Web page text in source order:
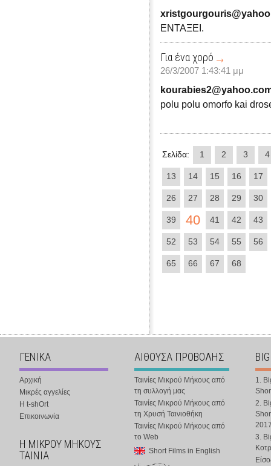
ΕΝΤΑΞΕΙ.
Για ένα χορό
26/3/2007 1:43:41 μμ
polu polu omorfo kai
Σελίδα: 1 2 3 4
13 14 15 16 17
26 27 28 29 30
39 40 41 42 43
52 53 54 55 56
65 66 67 68
ΓΕΝΙΚΑ
Αρχική
Μικρές αγγελίες
Η t-shOrt
Επικοινωνία
Η ΜΙΚΡΟΥ ΜΗΚΟΥΣ
ΤΑΙΝΙΑ
ΑΙΘΟΥΣΑ ΠΡΟΒΟΛΗΣ
Ταινίες Μικρού Μήκους από
τη συλλογή μας
Ταινίες Μικρού Μήκους από
τη Χρυσή Ταινιοθήκη
Ταινίες Μικρού Μήκους από
το Web
Short Films in English
1.
2.
3.